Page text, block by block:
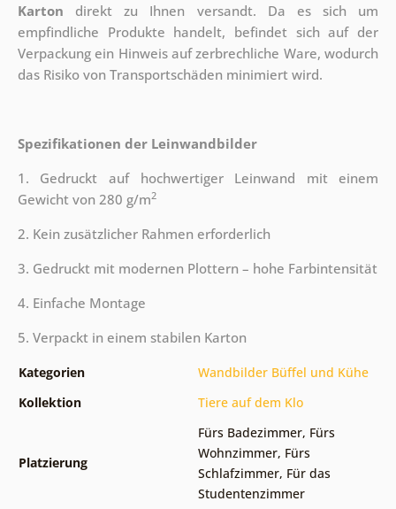
Karton direkt zu Ihnen versandt. Da es sich um
empfindliche Produkte handelt, befindet sich auf der
Verpackung ein Hinweis auf zerbrechliche Ware, wodurch
das Risiko von Transportschäden minimiert wird.
Spezifikationen der Leinwandbilder
1. Gedruckt auf hochwertiger Leinwand mit einem
Gewicht von 280 g/m2
2. Kein zusätzlicher Rahmen erforderlich
3. Gedruckt mit modernen Plottern – hohe Farbintensität
4. Einfache Montage
5. Verpackt in einem stabilen Karton
Kategorien
Wandbilder Büffel und Kühe
Kollektion
Tiere auf dem Klo
Platzierung
Fürs Badezimmer, Fürs
Wohnzimmer, Fürs
Schlafzimmer, Für das
Studentenzimmer